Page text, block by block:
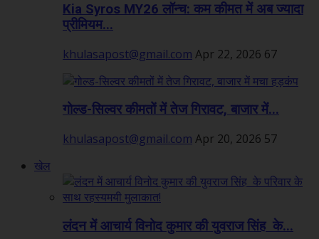
Kia Syros MY26 लॉन्च: कम कीमत में अब ज्यादा
प्रीमियम...
khulasapost@gmail.com Apr 22, 2026 67
गोल्ड-सिल्वर कीमतों में तेज गिरावट, बाजार में...
khulasapost@gmail.com Apr 20, 2026 57
खेल
लंदन में आचार्य विनोद कुमार की युवराज सिंह के...